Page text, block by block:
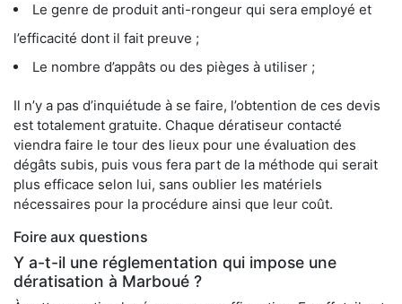
Le genre de produit anti-rongeur qui sera employé et
l’efficacité dont il fait preuve ;
Le nombre d’appâts ou des pièges à utiliser ;
Il n’y a pas d’inquiétude à se faire, l’obtention de ces devis
est totalement gratuite. Chaque dératiseur contacté
viendra faire le tour des lieux pour une évaluation des
dégâts subis, puis vous fera part de la méthode qui serait
plus efficace selon lui, sans oublier les matériels
nécessaires pour la procédure ainsi que leur coût.
Foire aux questions
Y a-t-il une réglementation qui impose une
dératisation à Marboué ?